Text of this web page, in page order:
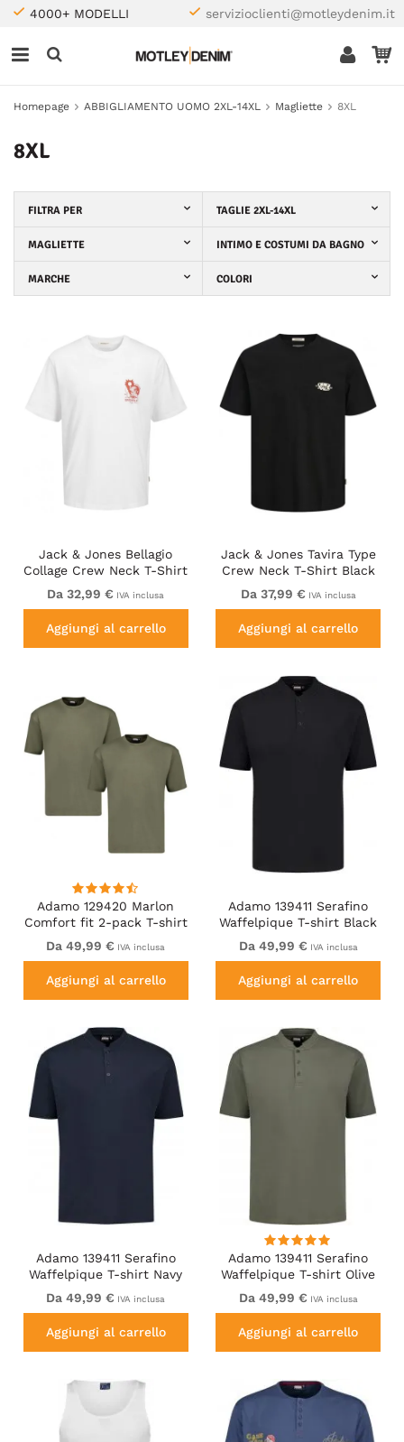
4000+ MODELLI servizioclienti@motleydenim.it
Homepage ABBIGLIAMENTO UOMO 2XL-14XL Magliette 8XL
8XL
FILTRA PER TAGLIE 2XL-14XL
MAGLIETTE INTIMO E COSTUMI DA BAGNO
MARCHE COLORI
Jack & Jones Bellagio
Collage Crew Neck T-Shirt
Bright White
Da 32,99 € IVA inclusa
Aggiungi al carrello
Jack & Jones Tavira Type
Crew Neck T-Shirt Black
Da 37,99 € IVA inclusa
Aggiungi al carrello
Adamo 129420 Marlon
Comfort fit 2-pack T-shirt
Olive Green
Da 49,99 € IVA inclusa
Aggiungi al carrello
Adamo 139411 Serafino
Waffelpique T-shirt Black
Da 49,99 € IVA inclusa
Aggiungi al carrello
Adamo 139411 Serafino
Waffelpique T-shirt Navy
Da 49,99 € IVA inclusa
Aggiungi al carrello
Adamo 139411 Serafino
Waffelpique T-shirt Olive
Green
Da 49,99 € IVA inclusa
Aggiungi al carrello